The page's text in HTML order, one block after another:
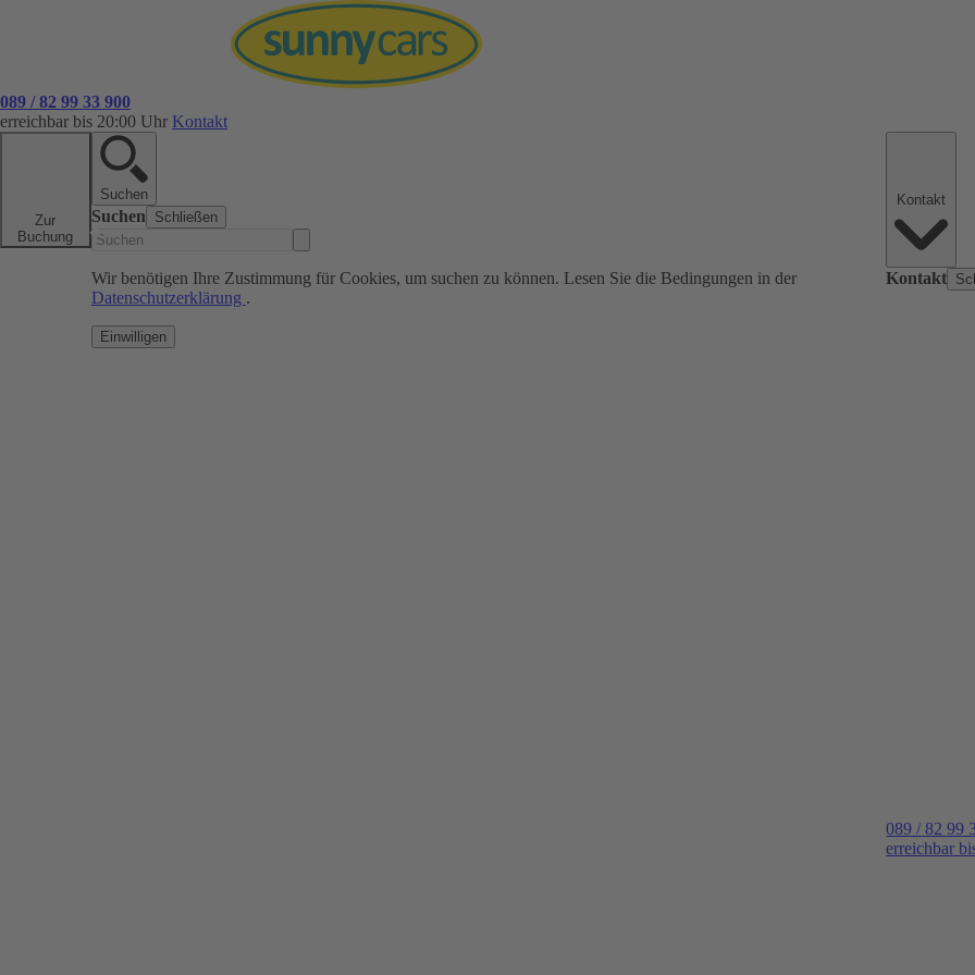
089 / 82 99 33 900
erreichbar bis 20:00 Uhr Kontakt
Zur
Buchung
Suchen
Suchen Schließen
Wir benötigen Ihre Zustimmung für Cookies, um suchen zu können. Lesen Sie die Bedingungen in der
Datenschutzerklärung .
Einwilligen
Kontakt
089 / 82 99
erreichbar